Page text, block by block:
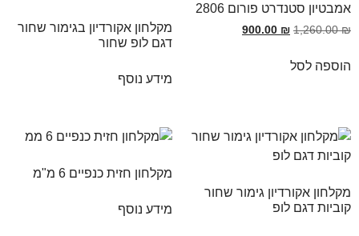
אמבטיון סטנדרט פורום 2806
1,260.00₪
900.00 ₪
הוספה לסל
מקלחון אקורדיון בגימור שחור
דגם לופ שחור
מידע נוסף
מקלחון אקורדיון גימור שחור
קוביות דגם לופ
מקלחון חזית כנפיים 6 מ"מ
מידע נוסף